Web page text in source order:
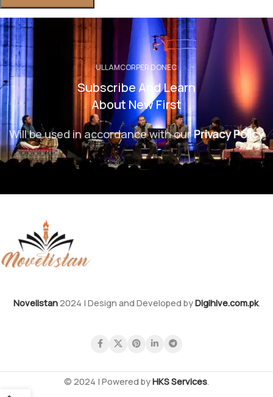
ULLAMCORPER DONEC
Subscribe And Learn
About New First
Will be used in accordance with ourPrivacy Policy
Novelistan 2024 | Design and Developed byDigihive.com.pk.
© 2024 | Powered byHKS Services.